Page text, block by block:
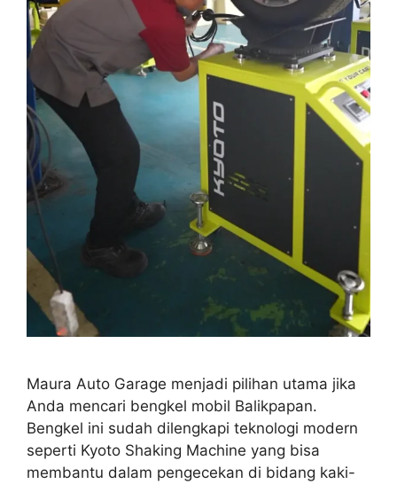
Maura Auto Garage menjadi pilihan utama jika
Anda mencari bengkel mobil Balikpapan.
Bengkel ini sudah dilengkapi teknologi modern
seperti Kyoto Shaking Machine yang bisa
membantu dalam pengecekan di bidang kaki-